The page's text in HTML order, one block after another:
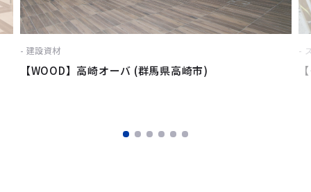
建設資材
【WOOD】高崎オーバ (群馬県高崎市)